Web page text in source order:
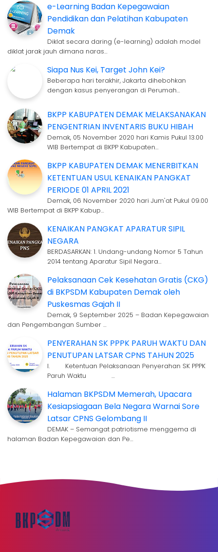
e-Learning Badan Kepegawaian
Pendidikan dan Pelatihan Kabupaten
Demak
Diklat secara daring (e-learning) adalah model
diklat jarak jauh dimana naras…
Siapa Nus Kei, Target John Kei?
Beberapa hari terakhir, Jakarta dihebohkan
dengan kasus penyerangan di Perumah…
BKPP KABUPATEN DEMAK MELAKSANAKAN
PENGENTRIAN INVENTARIS BUKU HIBAH
Demak, 05 November 2020 hari Kamis Pukul 13.00
WIB Bertempat di BKPP Kabupaten…
BKPP KABUPATEN DEMAK MENERBITKAN
KETENTUAN USUL KENAIKAN PANGKAT
PERIODE 01 APRIL 2021
Demak, 06 November 2020 hari Jum'at Pukul 09.00
WIB Bertempat di BKPP Kabup…
KENAIKAN PANGKAT APARATUR SIPIL
NEGARA
BERDASARKAN: 1. Undang-undang Nomor 5 Tahun
2014 tentang Aparatur Sipil Negara…
Pelaksanaan Cek Kesehatan Gratis (CKG)
di BKPSDM Kabupaten Demak oleh
Puskesmas Gajah II
Demak, 9 September 2025 – Badan Kepegawaian
dan Pengembangan Sumber …
PENYERAHAN SK PPPK PARUH WAKTU DAN
PENUTUPAN LATSAR CPNS TAHUN 2025
I. Ketentuan Pelaksanaan Penyerahan SK PPPK
Paruh Waktu …
Halaman BKPSDM Memerah, Upacara
Kesiapsiagaan Bela Negara Warnai Sore
Latsar CPNS Gelombang II
DEMAK – Semangat patriotisme menggema di
halaman Badan Kepegawaian dan Pe…